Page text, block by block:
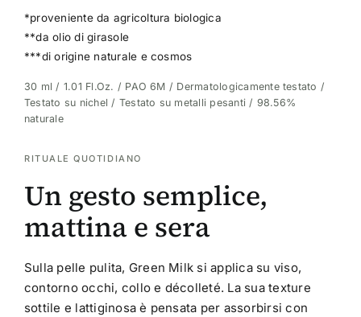
*proveniente da agricoltura biologica
**da olio di girasole
***di origine naturale e cosmos
30 ml / 1.01 Fl.Oz. / PAO 6M / Dermatologicamente testato /
Testato su nichel / Testato su metalli pesanti / 98.56%
naturale
RITUALE QUOTIDIANO
Un gesto semplice,
mattina e sera
Sulla pelle pulita, Green Milk si applica su viso,
contorno occhi, collo e décolleté. La sua texture
sottile e lattiginosa è pensata per assorbirsi con